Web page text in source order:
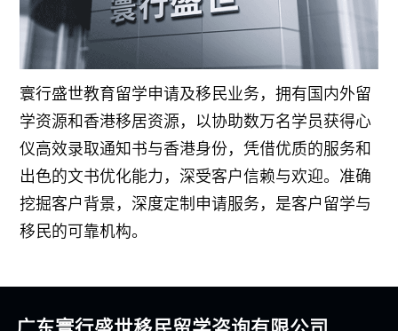
寰行盛世教育留学申请及移民业务，拥有国内外留
学资源和香港移居资源，以协助数万名学员获得心
仪高效录取通知书与香港身份，凭借优质的服务和
出色的文书优化能力，深受客户信赖与欢迎。准确
挖掘客户背景，深度定制申请服务，是客户留学与
移民的可靠机构。